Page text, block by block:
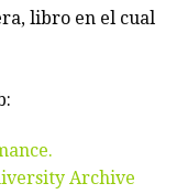
libro en el cual
Archive